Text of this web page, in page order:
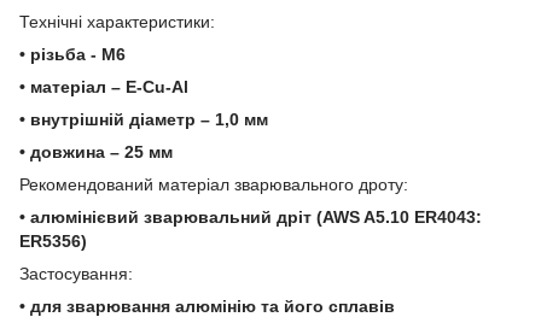
Технічні характеристики:
• різьба - М6
• матеріал – E-Cu-Al
• внутрішній діаметр – 1,0 мм
• довжина – 25 мм
Рекомендований матеріал зварювального дроту:
• алюмінієвий зварювальний дріт (AWS A5.10 ER4043:
ER5356)
Застосування:
• для зварювання алюмінію та його сплавів